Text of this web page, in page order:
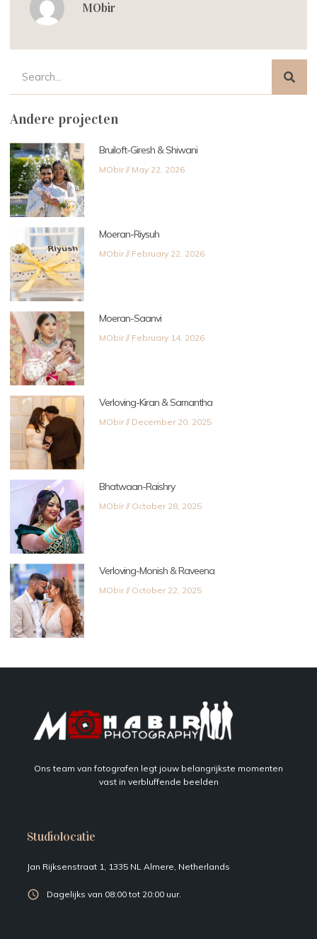
MObir
Andere projecten
Bruiloft-Giresh & Shiwani
MObir May 22, 2026
Moeran-Riysuh
MObir February 22, 2026
Moeran-Saanvi
MObir February 14, 2026
Verloving-Kiran & Samantha
MObir December 20, 2025
Bhatwaan-Raishry
MObir October 28, 2025
Verloving-Monish & Raveena
MObir October 22, 2025
Ons team van fotografen legt jouw belangrijkste momenten
vast in verbluffende beelden
Studiolocatie
Jan Rijksenstraat 1, 1335 NL Almere, Netherlands
Dagelijks van 08:00 tot 20:00 uur.